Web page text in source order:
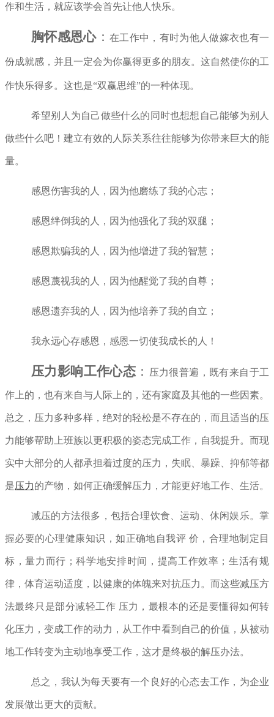
作和生活，就应该学会首先让他人快乐。
胸怀感恩心：在工作中，有时为他人做嫁衣也有一
份成就感，并且一定会为你赢得更多的朋友。这自然使你的工
作快乐得多。这也是“双赢思维”的一种体现。
希望别人为自己做些什么的同时也想想自己能够为别人
做些什么吧！建立有效的人际关系往往能够为你带来巨大的能
量。
感恩伤害我的人，因为他磨练了我的心志；
感恩绊倒我的人，因为他强化了我的双腿；
感恩欺骗我的人，因为他增进了我的智慧；
感恩蔑视我的人，因为他醒觉了我的自尊；
感恩遗弃我的人，因为他培养了我的自立；
我永远心存感恩，感恩一切使我成长的人！
压力影响工作心态 ： 压力很普遍，既有来自于工
作上的，也有来自与人际上的，还有家庭及其他的一些因素。
总之，压力多种多样，绝对的轻松是不存在的，而且适当的压
力能够帮助上班族以更积极的姿态完成工作，自我提升。而现
实中大部分的人都承担着过度的压力，失眠、暴躁、抑郁等都
是压力的产物，如何正确缓解压力，才能更好地工作、生活。
减压的方法很多，包括合理饮食、运动、休闲娱乐。掌
握必要的心理健康知识，如正确地自我评 价，合理地制定目
标，量力而行；科学地安排时间，提高工作效率；生活有规
律，体育运动适度，以健康的体魄来对抗压力。而这些减压方
法最终只是部分减轻工作 压力，最根本的还是要懂得如何转
化压力，变成工作的动力，从工作中看到自己的价值，从被动
地工作转变为主动地享受工作，这才是终极的解压办法。
总之，我认为每天要有一个良好的心态去工作，为企业
发展做出更大的贡献。